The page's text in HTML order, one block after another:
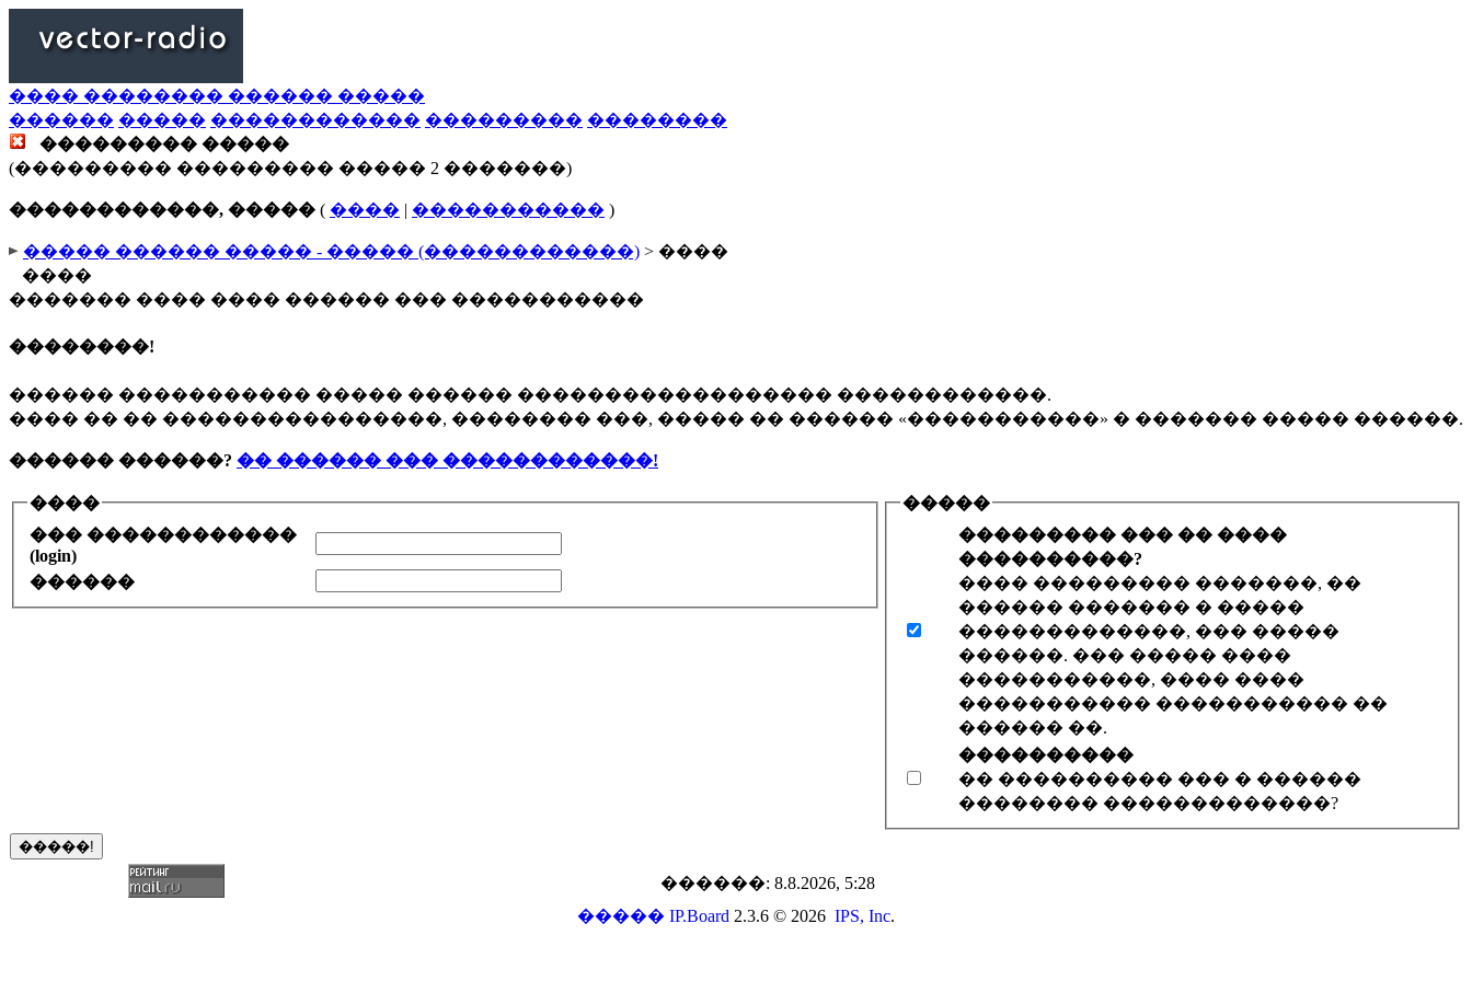
���� �������� ������ �����
������ ����� ������������ ��������� ��������
��������� �����
(��������� ��������� ����� 2 �������)
������������, ����� ( ���� | ����������� )
����� ������ ����� - ����� (������������) > ����
����
������� ���� ���� ������ ��� �����������
��������!
������ ����������� ����� ������ ������������������ ������������.
���� �� �� ����������������, �������� ���, ����� �� ������ «�����������» � ������� ����� ������.
������ ������? �� ������ ��� ������������!
����
��� ������������
(login)
������
�����
��������� ��� �� ����
����������?
���� ��������� �������, ��
������ ������� � �����
�������������, ��� �����
������. ��� ����� ����
�����������, ���� ����
����������� ����������� ��
������ ��.
����������
�� ���������� ��� � ������
�������� �������������?
������: 8.8.2026, 5:28
����� IP.Board 2.3.6 © 2026 IPS, Inc.